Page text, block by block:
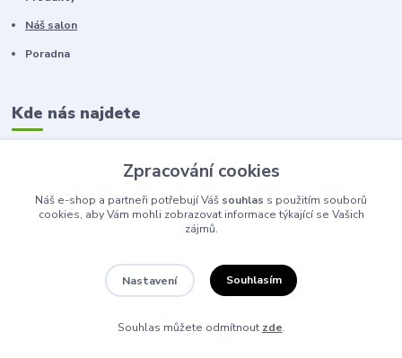
Náš salon
Poradna
Kde nás najdete
Korunní 1167/43
Zpracování cookies
Náš e-shop a partneři potřebují Váš souhlas s použitím souborů
cookies, aby Vám mohli zobrazovat informace týkající se Vašich
zájmů.
Nastavení Souhlasím
Souhlas můžete odmítnout zde.